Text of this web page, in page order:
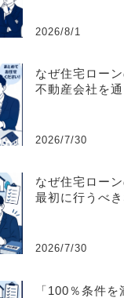
2026/8/1
なぜ住宅ロー
不動産会社を
2026/7/30
なぜ住宅ロー
最初に行うべ
2026/7/30
「100％条件